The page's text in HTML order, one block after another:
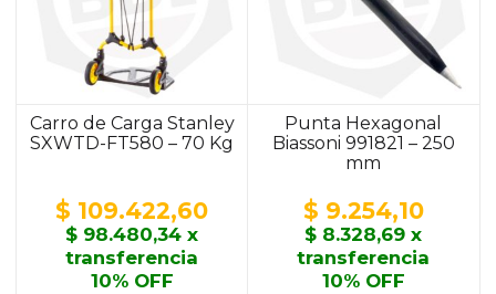
Carro de Carga Stanley
SXWTD-FT580 – 70 Kg
$ 109.422,60
$ 98.480,34 x
transferencia
10% OFF
Punta Hexagonal
Biassoni 991821 – 250
mm
$ 9.254,10
$ 8.328,69 x
transferencia
10% OFF